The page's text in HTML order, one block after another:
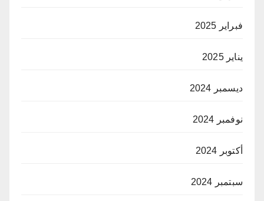
فبراير 2025
يناير 2025
ديسمبر 2024
نوفمبر 2024
أكتوبر 2024
سبتمبر 2024